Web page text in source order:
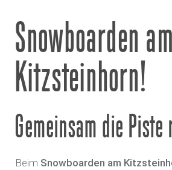
Snowboarden am
Kitzsteinhorn!
Gemeinsam die
Beim Snowboarden am